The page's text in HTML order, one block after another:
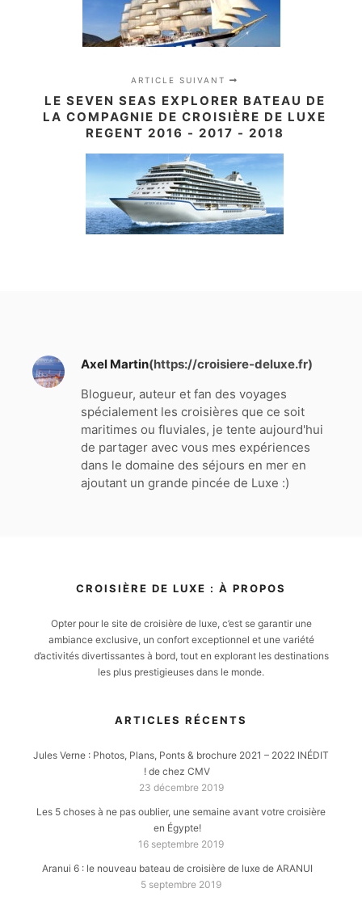
ARTICLE SUIVANT
LE SEVEN SEAS EXPLORER BATEAU DE
LA COMPAGNIE DE CROISIÈRE DE LUXE
REGENT 2016 - 2017 - 2018
Axel Martin(https://croisiere-deluxe.fr)
Blogueur, auteur et fan des voyages
spécialement les croisières que ce soit
maritimes ou fluviales, je tente aujourd'hui
de partager avec vous mes expériences
dans le domaine des séjours en mer en
ajoutant un grande pincée de Luxe :)
CROISIÈRE DE LUXE : À PROPOS
Opter pour le site de croisière de luxe, c’est se garantir une
ambiance exclusive, un confort exceptionnel et une variété
d’activités divertissantes à bord, tout en explorant les destinations
les plus prestigieuses dans le monde.
ARTICLES RÉCENTS
Jules Verne : Photos, Plans, Ponts & brochure 2021 – 2022 INÉDIT
! de chez CMV
23 décembre 2019
Les 5 choses à ne pas oublier, une semaine avant votre croisière
en Égypte!
16 septembre 2019
Aranui 6 : le nouveau bateau de croisière de luxe de ARANUI
5 septembre 2019